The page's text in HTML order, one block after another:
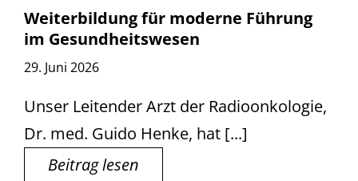
Weiterbildung für moderne Führung
im Gesundheitswesen
29. Juni 2026
Unser Leitender Arzt der Radioonkologie,
Dr. med. Guido Henke, hat [...]
Beitrag lesen